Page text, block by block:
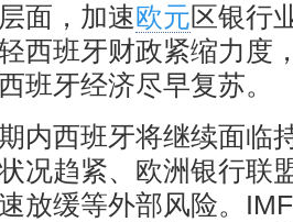
面，加速欧元区银行
西班牙财政紧缩力度
班牙经济尽早复苏。
内西班牙将继续面临
况趋紧、欧洲银行联
放缓等外部风险。